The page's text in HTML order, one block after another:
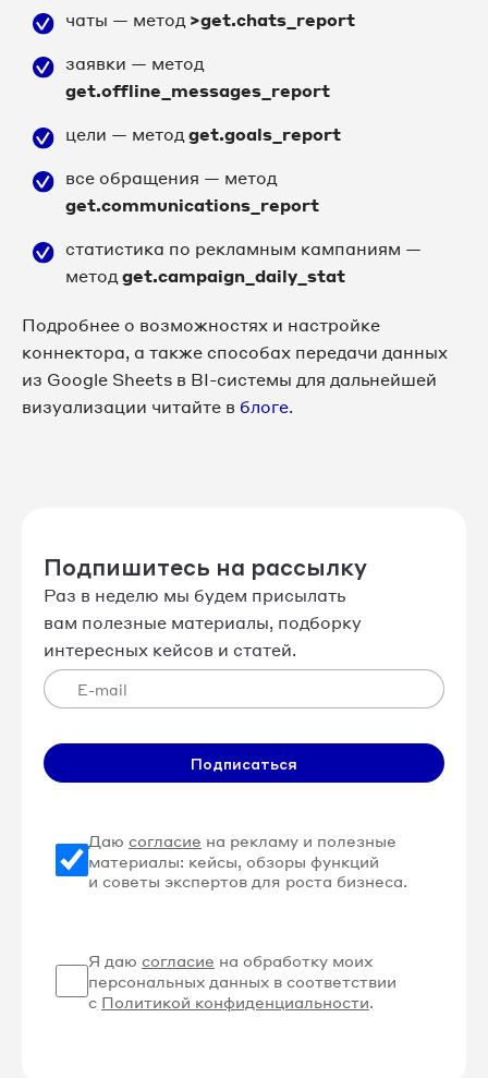
чаты — метод >get.chats_report
заявки — метод
get.offline_messages_report
цели — методget.goals_report
все обращения — метод
get.communications_report
статистика по рекламным кампаниям —
методget.campaign_daily_stat
Подробнее о возможностях и настройке
коннектора, а также способах передачи данных
из Google Sheets в BI-системы для дальнейшей
визуализации читайте в блоге.
Подпишитесь на рассылку
Раз в неделю мы будем присылать
вам полезные материалы, подборку
интересных кейсов и статей.
Подписаться
Даю согласие на рекламу и полезные
материалы: кейсы, обзоры функций
и советы экспертов для роста бизнеса.
Я даю согласие на обработку моих
персональных данных в соответствии
с Политикой конфиденциальности.